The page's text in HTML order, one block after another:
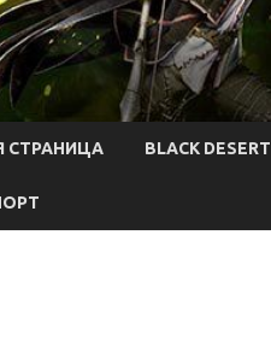
СТРАНИЦА BLACK DESERT